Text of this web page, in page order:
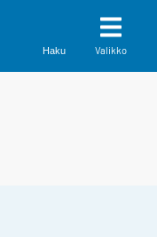
Haku Valikko